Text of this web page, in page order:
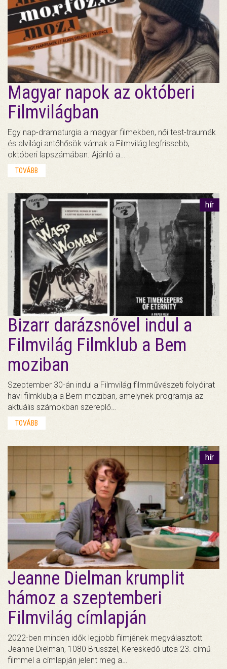
Magyar napok az októberi
Filmvilágban
Egy nap-dramaturgia a magyar filmekben, női test-traumák
és alvilági antőhősök várnak a Filmvilág legfrissebb,
októberi lapszámában. Ajánló a…
TOVÁBB
hír
Bizarr darázsnővel indul a
Filmvilág Filmklub a Bem
moziban
Szeptember 30-án indul a Filmvilág filmművészeti folyóirat
havi filmklubja a Bem moziban, amelynek programja az
aktuális számokban szereplő…
TOVÁBB
hír
Jeanne Dielman krumplit
hámoz a szeptemberi
Filmvilág címlapján
2022-ben minden idők legjobb filmjének megválasztott
Jeanne Dielman, 1080 Brüsszel, Kereskedő utca 23. című
filmmel a címlapján jelent meg a…